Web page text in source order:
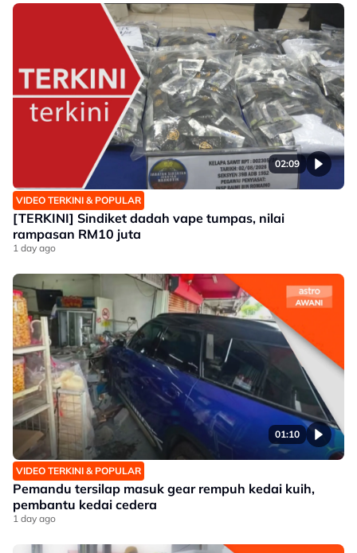
02:09
VIDEO TERKINI & POPULAR
[TERKINI] Sindiket dadah vape tumpas, nilai
rampasan RM10 juta
1 day ago
01:10
VIDEO TERKINI & POPULAR
Pemandu tersilap masuk gear rempuh kedai kuih,
pembantu kedai cedera
1 day ago